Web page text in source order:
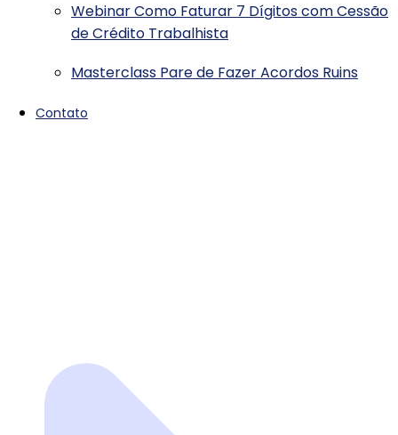
Webinar Como Faturar 7 Dígitos com Cessão
de Crédito Trabalhista
Masterclass Pare de Fazer Acordos Ruins
Contato